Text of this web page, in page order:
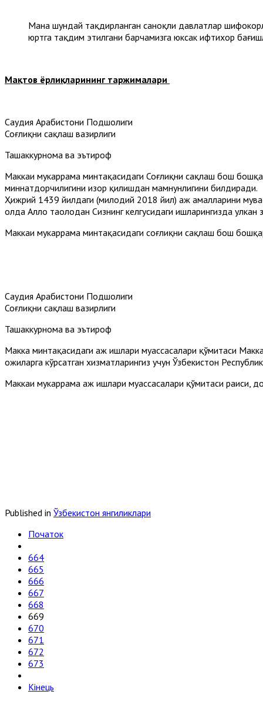
Мана шундай тақдирланган саноқли давлатлар
юртга тақдим этилгани барчамизга юксак ифтихор
Мақтов ёрлиқларининг таржималари
Саудия Арабистони Подшоҳлиги
Соғлиқни сақлаш вазирлиги
Ташаккурнома ва эътироф
Маккаи мукаррама минтақасидаги Соғлиқни сақлаш бош
миннатдорчилигини изҳор қилишдан мамнунлигини билдиради.
Ҳижрий 1439 йилдаги (милодий 2018 йил) ҳаж амалларини
ҳолда Аллоҳ таолодан Сизнинг келгусидаги ишларингизда
Маккаи мукаррама минтақасидаги соғлиқни сақлаш бош
Саудия Арабистони Подшоҳлиги
Соғлиқни сақлаш вазирлиги
Ташаккурнома ва эътироф
Макка минтақасидаги ҳаж ишлари муассасалари қўмитаси
ҳожиларга кўрсатган хизматларингиз учун Ўзбекистон
Маккаи мукаррама ҳаж ишлари муассасалари қўмитаси раиси,
Published in Ўзбекистон янгиликлари
Початок
664
665
666
667
668
669
670
671
672
673
Кінець